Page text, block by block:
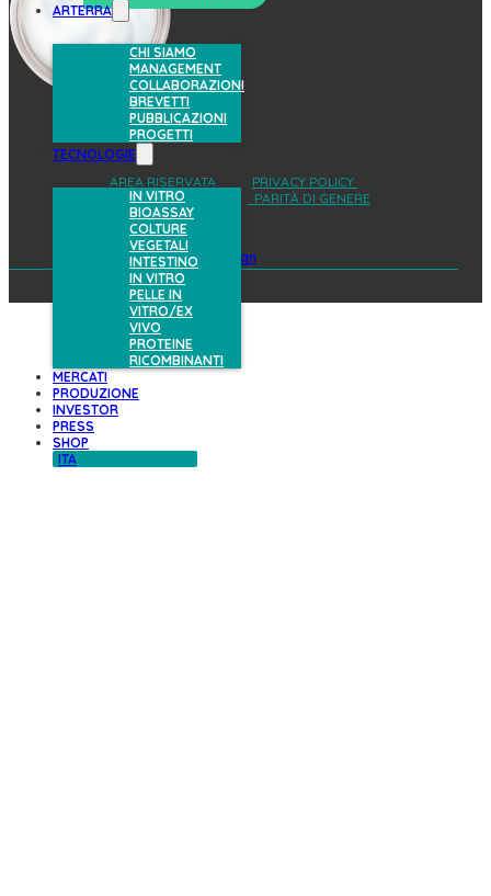
ARTERRA
CHI SIAMO
MANAGEMENT
COLLABORAZIONI
BREVETTI
PUBBLICAZIONI
PROGETTI
TECNOLOGIE
IN VITRO
BIOASSAY
COLTURE
VEGETALI
INTESTINO
IN VITRO
PELLE IN
VITRO/EX
VIVO
PROTEINE
RICOMBINANTI
MERCATI
PRODUZIONE
INVESTOR
PRESS
SHOP
ITA
AREA RISERVATA
PRIVACY POLICY
COOKIES POLICY
PARITÀ DI GENERE
design